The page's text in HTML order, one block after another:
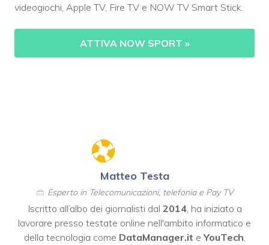
videogiochi, Apple TV, Fire TV e NOW TV Smart Stick.
ATTIVA NOW SPORT »
Matteo Testa
Esperto in Telecomunicazioni, telefonia e Pay TV
Iscritto all’albo dei giornalisti dal 2014, ha iniziato a
lavorare presso testate online nell'ambito informatico e
della tecnologia come DataManager.it eYouTech,